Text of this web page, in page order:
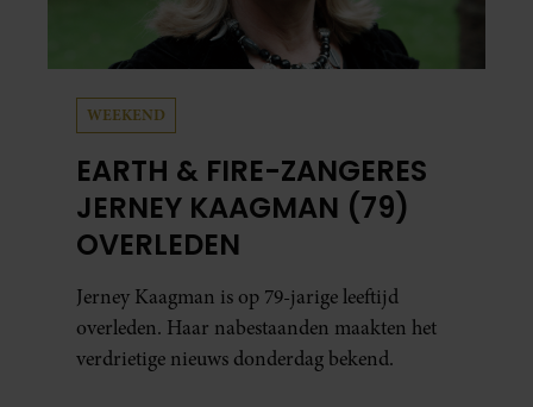
WEEKEND
EARTH & FIRE-ZANGERES
JERNEY KAAGMAN (79)
OVERLEDEN
Jerney Kaagman is op 79-jarige leeftijd
overleden. Haar nabestaanden maakten het
verdrietige nieuws donderdag bekend.